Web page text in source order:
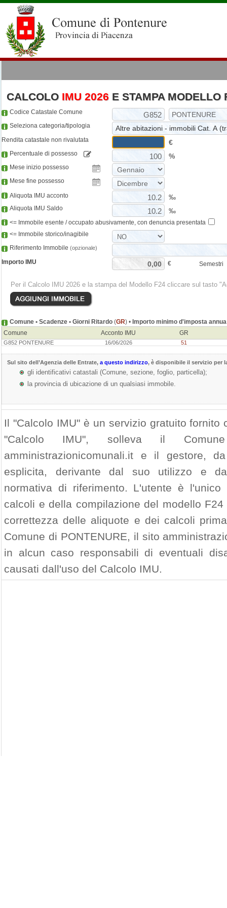
CALCOLO IMU 2026E STAMPA MODELLO
Codice Catastale Comune
Seleziona categoria/tipologia
Rendita catastale non rivalutata
€
Percentuale di possesso %
Mese inizio possesso
Mese fine possesso
Aliquota IMU acconto ‰
Aliquota IMU Saldo ‰
<= Immobile esente / occupato abusivamente, con denuncia presentata
<= Immobile storico/inagibile
Riferimento Immobile (opzionale)
Importo IMU € Semestri
Per il Calcolo IMU 2026 e la stampa del Modello F24 cliccare sul tasto
Comune • Scadenze • Giorni Ritardo (GR) • Importo minimo d'imposta annua
Comune
Acconto IMU GR
G852 PONTENURE 16/06/2026 51
Sul sito dell’Agenzia delle Entrate, a questo indirizzo, è disponibile il servizio per
gli identificativi catastali (Comune, sezione, foglio, particella);
la provincia di ubicazione di un qualsiasi immobile.
Il "Calcolo IMU" è un servizio gratuito
"Calcolo IMU", solleva il
amministrazionicomunali.it e il gestore,
esplicita, derivante dal suo utilizzo e
normativa di riferimento. L'utente è
calcoli e della compilazione del modello
correttezza delle aliquote e dei calcoli
Comune di PONTENURE, il sito
in alcun caso responsabili di eventuali
causati dall'uso del Calcolo IMU.